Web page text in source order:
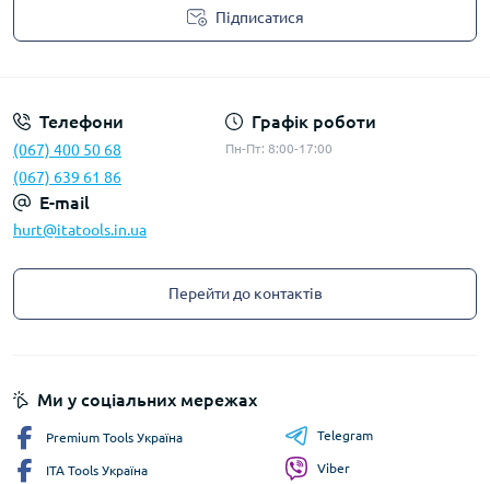
Підписатися
Телефони
(067) 400 50 68
(067) 639 61 86
Графік роботи
Пн-Пт: 8:00-17:00
E-mail
hurt@itatools.in.ua
Перейти до контактів
Ми у соціальних мережах
Premium Tools Україна
ITA Tools Україна
Telegram
Viber